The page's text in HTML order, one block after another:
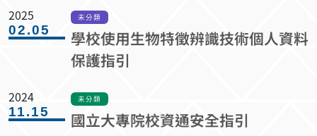
2025
02.05
未分類
學校使用生物特徵辨識技術個人資料
保護指引
2024
11.15
未分類
國立大專院校資通安全指引